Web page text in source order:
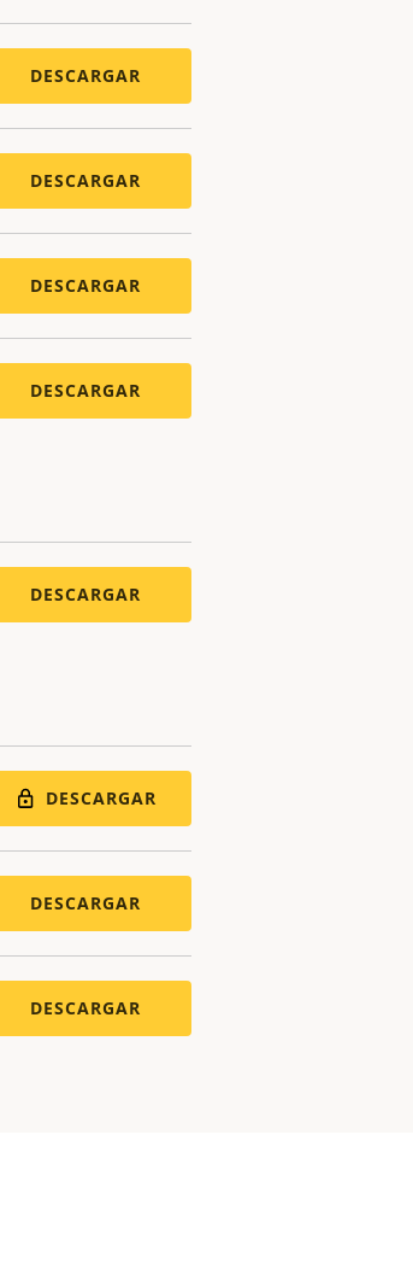
DESCARGAR
DESCARGAR
DESCARGAR
DESCARGAR
DESCARGAR
DESCARGAR
DESCARGAR
DESCARGAR